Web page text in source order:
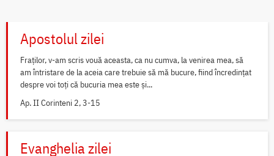
Apostolul zilei
Fraților, v-am scris vouă aceasta, ca nu cumva, la venirea mea, să
am întristare de la aceia care trebuie să mă bucure, fiind încredințat
despre voi toți că bucuria mea este și...
Ap. II Corinteni 2, 3-15
Evanghelia zilei